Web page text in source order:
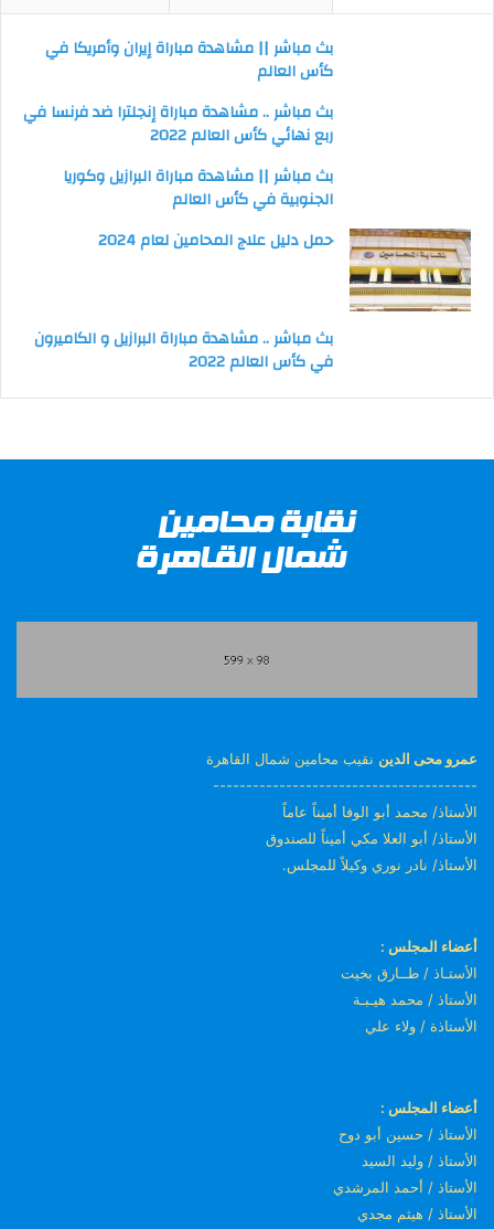
بث مباشر || مشاهدة مباراة إيران وأمريكا في
كأس العالم
بث مباشر .. مشاهدة مباراة إنجلترا ضد فرنسا في
ربع نهائي كأس العالم 2022
بث مباشر || مشاهدة مباراة البرازيل وكوريا
الجنوبية في كأس العالم
حمل دليل علاج المحامين لعام 2024
بث مباشر .. مشاهدة مباراة البرازيل و الكاميرون
في كأس العالم 2022
عمرو محى الدين نقيب محامين شمال القاهرة
----------------------------------------
الأستاذ/ محمد أبو الوفا أميناً عاماً
الأستاذ/ أبو العلا مكي أميناً للصندوق
الأستاذ/ نادر نوري وكيلاً للمجلس.
أعضاء المجلس :
الأستـاذ / طــارق بخيت
الأستاذ / محمد هيـبـة
الأستاذة / ولاء علي
أعضاء المجلس :
الأستاذ / حسين أبو دوح
الأستاذ / وليد السيد
الأستاذ / أحمد المرشدي
الأستاذ / هيثم مجدي